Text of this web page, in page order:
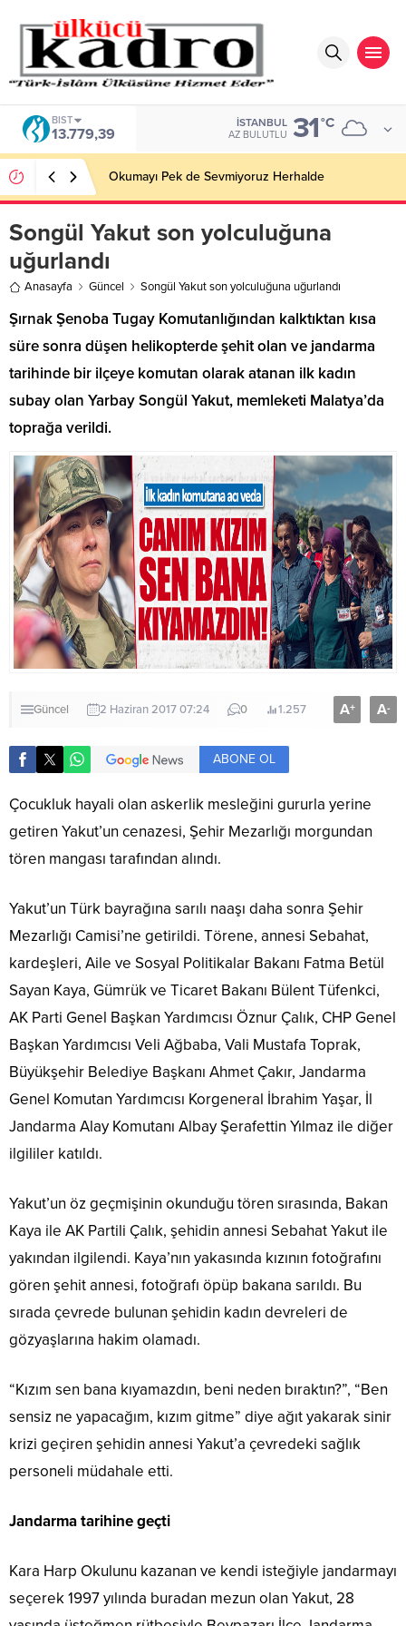
BIST
13.779,39
İSTANBUL
AZ BULUTLU 31°C
Okumayı Pek de Sevmiyoruz Herhalde
Songül Yakut son yolculuğuna
uğurlandı
Anasayfa Güncel Songül Yakut son yolculuğuna uğurlandı
Şırnak Şenoba Tugay Komutanlığından kalktıktan kısa
süre sonra düşen helikopterde şehit olan ve jandarma
tarihinde bir ilçeye komutan olarak atanan ilk kadın
subay olan Yarbay Songül Yakut, memleketi Malatya’da
toprağa verildi.
Güncel 2 Haziran 2017 07:24 0 1.257 A+ A-
ABONE OL
Çocukluk hayali olan askerlik mesleğini gururla yerine
getiren Yakut’un cenazesi, Şehir Mezarlığı morgundan
tören mangası tarafından alındı.
Yakut’un Türk bayrağına sarılı naaşı daha sonra Şehir
Mezarlığı Camisi’ne getirildi. Törene, annesi Sebahat,
kardeşleri, Aile ve Sosyal Politikalar Bakanı Fatma Betül
Sayan Kaya, Gümrük ve Ticaret Bakanı Bülent Tüfenkci,
AK Parti Genel Başkan Yardımcısı Öznur Çalık, CHP Genel
Başkan Yardımcısı Veli Ağbaba, Vali Mustafa Toprak,
Büyükşehir Belediye Başkanı Ahmet Çakır, Jandarma
Genel Komutan Yardımcısı Korgeneral İbrahim Yaşar, İl
Jandarma Alay Komutanı Albay Şerafettin Yılmaz ile diğer
ilgililer katıldı.
Yakut’un öz geçmişinin okunduğu tören sırasında, Bakan
Kaya ile AK Partili Çalık, şehidin annesi Sebahat Yakut ile
yakından ilgilendi. Kaya’nın yakasında kızının fotoğrafını
gören şehit annesi, fotoğrafı öpüp bakana sarıldı. Bu
sırada çevrede bulunan şehidin kadın devreleri de
gözyaşlarına hakim olamadı.
“Kızım sen bana kıyamazdın, beni neden bıraktın?”, “Ben
sensiz ne yapacağım, kızım gitme” diye ağıt yakarak sinir
krizi geçiren şehidin annesi Yakut’a çevredeki sağlık
personeli müdahale etti.
Jandarma tarihine geçti
Kara Harp Okulunu kazanan ve kendi isteğiyle jandarmayı
seçerek 1997 yılında buradan mezun olan Yakut, 28